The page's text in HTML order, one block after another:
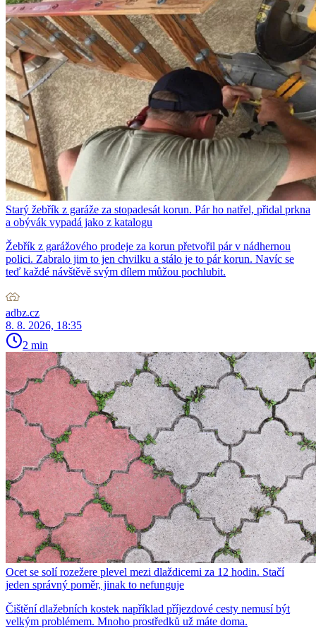
Starý žebřík z garáže za stopadesát korun. Pár ho natřel, přidal prkna
a obývák vypadá jako z katalogu
Žebřík z garážového prodeje za korun přetvořil pár v nádhernou
polici. Zabralo jim to jen chvilku a stálo je to pár korun. Navíc se
teď každé návštěvě svým dílem můžou pochlubit.
adbz.cz
8. 8. 2026, 18:35
2 min
Ocet se solí rozežere plevel mezi dlaždicemi za 12 hodin. Stačí
jeden správný poměr, jinak to nefunguje
Čištění dlažebních kostek například příjezdové cesty nemusí být
velkým problémem. Mnoho prostředků už máte doma.